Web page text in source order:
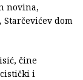
novina,
dom
čine
i